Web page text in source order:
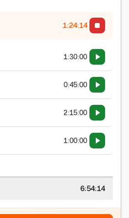
1:24:15
1:30:00
0:45:00
2:15:00
1:00:00
6:54:15